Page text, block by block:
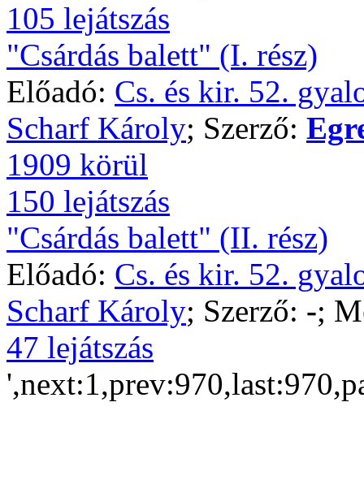
105 lejátszás
"Csárdás balett" (I. rész)
Előadó: Cs. és kir. 52.
Scharf Károly; Szerző:
1909 körül
150 lejátszás
"Csárdás balett" (II. rész)
Előadó: Cs. és kir. 52.
Scharf Károly; Szerző: -;
47 lejátszás